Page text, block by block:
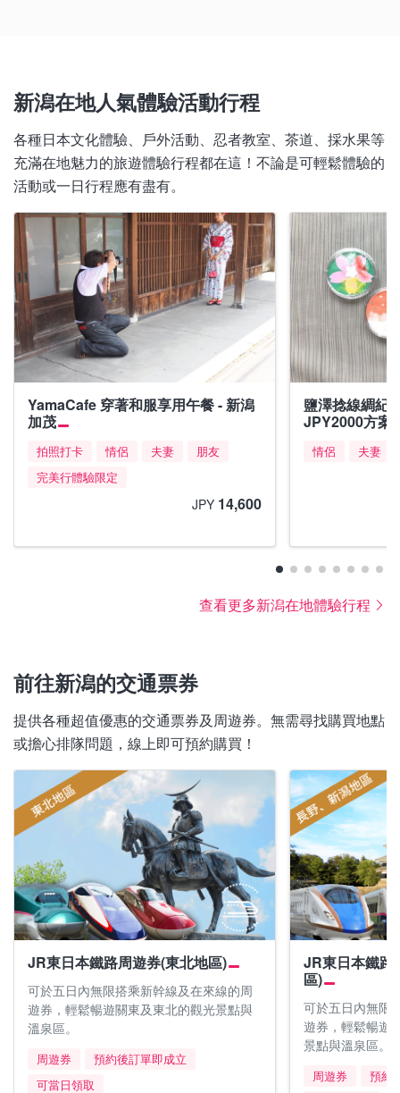
新潟在地人氣體驗活動行程
各種日本文化體驗、戶外活動、忍者教室、茶道、採水果等
充滿在地魅力的旅遊體驗行程都在這！不論是可輕鬆體驗的
活動或一日行程應有盡有。
YamaCafe 穿著和服享用午餐 - 新潟
加茂
拍照打卡 情侶 夫妻
朋友
完美行體驗限定
JPY 14,600
鹽澤捻線綢紀
JPY2000方案
情侶 夫妻
查看更多新潟在地體驗行程
前往新潟的交通票券
提供各種超值優惠的交通票券及周遊券。無需尋找購買地點
或擔心排隊問題，線上即可預約購買！
JR東日本鐵路周遊券(東北地區)
可於五日內無限搭乘新幹線及在來線的周
遊券，輕鬆暢遊關東及東北的觀光景點與
溫泉區。
周遊券
預約後訂單即成立
可當日領取
JR東日本鐵路
區)
可於五日內無限
遊券，輕鬆暢遊
景點與溫泉區。
周遊券 預約